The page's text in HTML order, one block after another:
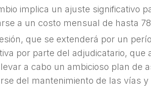
implica un ajuste significativo
a un costo mensual de hasta
que se extenderá por un
por parte del adjudicatario, que
a cabo un ambicioso plan de
del mantenimiento de las vías y